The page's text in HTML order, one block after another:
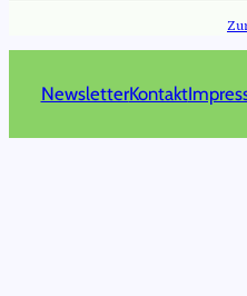
NewsletterKontakt